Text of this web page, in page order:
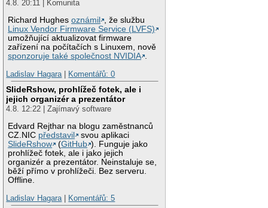
4.8. 20:11 | Komunita
Richard Hughesoznámil
, že službu
Linux Vendor Firmware Service (LVFS)
umožňující aktualizovat firmware
zařízení na počítačích s Linuxem, nově
sponzoruje také společnost NVIDIA .
Ladislav Hagara | Komentářů: 0
SlideRshow, prohlížeč fotek, ale i
jejich organizér a prezentátor
4.8. 12:22 | Zajímavý software
Edvard Rejthar na blogu zaměstnanců
CZ.NIC představil
svou aplikaci
SlideRshow
(GitHub ). Funguje jako
prohlížeč fotek, ale i jako jejich
organizér a prezentátor. Neinstaluje se,
běží přímo v prohlížeči. Bez serveru.
Offline.
Ladislav Hagara | Komentářů: 5